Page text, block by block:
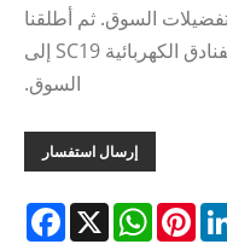
السوق. ثم أطلقنا
موزع روائح الزيوت العطرية للفنادق الكهربائية SC19 إلى
السوق.
إرسال استفسار
X
WhatsAppPinterest